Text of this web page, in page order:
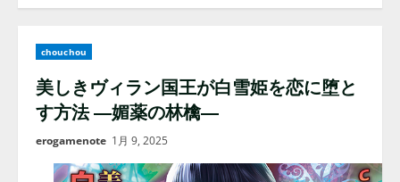
chouchou
美しきヴィラン国王が白雪姫を恋に堕と
す方法 ―媚薬の林檎―
erogamenote 1月 9, 2025